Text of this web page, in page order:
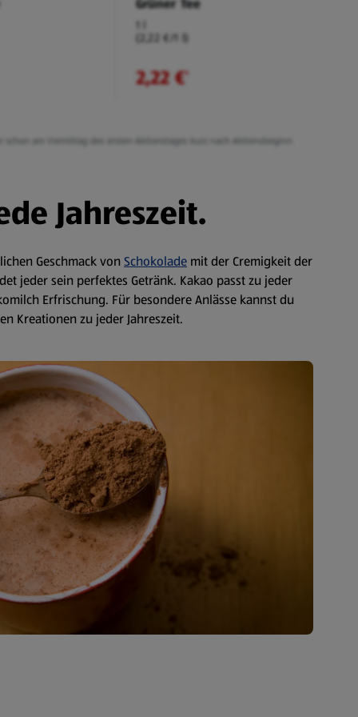
Grüner Tee
1 l
(2,22 €/1 l)
2,22 €¹
am Vormittag des ersten Aktionstages kurz nach Aktionsbeginn
Jahreszeit.
Geschmack von Schokolade mit der Cremigkeit der
jeder sein perfektes Getränk. Kakao passt zu jeder
Erfrischung. Für besondere Anlässe kannst du
Kreationen zu jeder Jahreszeit.